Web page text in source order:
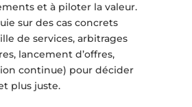
et à piloter la valeur.
sur des cas concrets
de services, arbitrages
lancement d’offres,
continue) pour décider
plus juste.